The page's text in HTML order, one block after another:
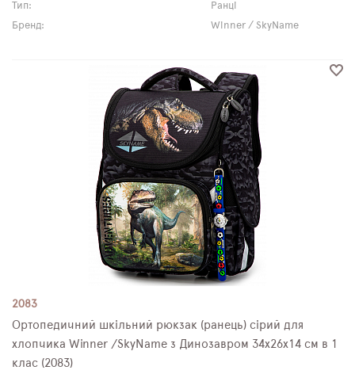
Тип:
Ранці
Бренд:
Winner / SkyName
2083
Ортопедичний шкільний рюкзак (ранець) сірий для
хлопчика Winner /SkyName з Динозавром 34х26х14 см в 1
клас (2083)